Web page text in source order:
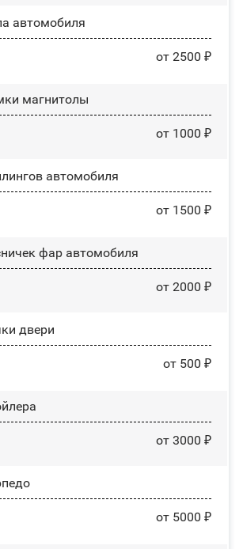
автомобиля
от 2500 ₽
магнитолы
от 1000 ₽
автомобиля
от 1500 ₽
фар автомобиля
от 2000 ₽
двери
от 500 ₽
от 3000 ₽
от 5000 ₽